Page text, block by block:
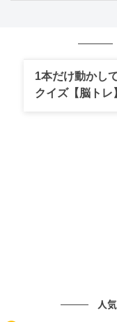
したものです
1本だけ動かし
クイズ【脳トレ
人